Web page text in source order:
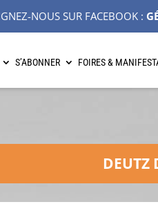
NOUS SUR FACEBOOK :
S’ABONNER FOIRES &
DEUTZ